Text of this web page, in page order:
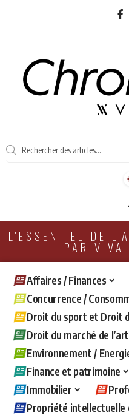
L'ESSENTIEL DE
PAR
Affaires / Finances
Concurrence /
Droit du sport et Droit
Droit du marché de l’art
Environnement /
Finance et patrimoine
Immobilier
Propriété intellectuelle